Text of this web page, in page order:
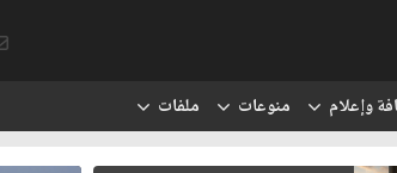
وإعلام منوعات ملفات